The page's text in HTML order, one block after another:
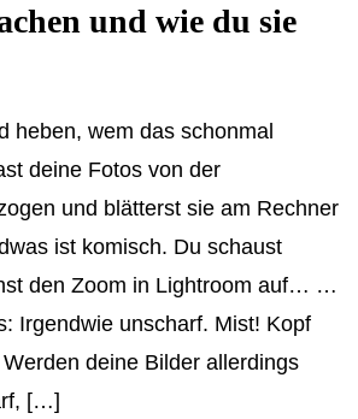
und wie du sie
heben, wem das schonmal
deine Fotos von der
und blätterst sie am Rechner
ist komisch. Du schaust
den Zoom in Lightroom auf… …
Irgendwie unscharf. Mist! Kopf
deine Bilder allerdings
[…]